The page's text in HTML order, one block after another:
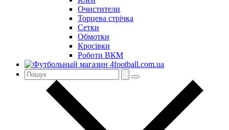
Очистители
Торцева стрічка
Сетки
Обмотки
Кросівки
Роботи ВКМ